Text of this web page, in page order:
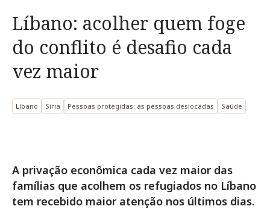
Líbano: acolher quem foge
do conflito é desafio cada
vez maior
Líbano Síria Pessoas protegidas: as pessoas deslocadas Saúde
A privação econômica cada vez maior das
famílias que acolhem os refugiados no Líbano
tem recebido maior atenção nos últimos dias.